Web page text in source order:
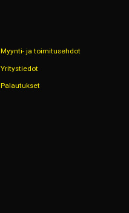
Myynti- ja toimitusehdot
Yritystiedot
Palautukset